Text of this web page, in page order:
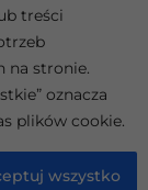
treści
na stronie.
oznacza
plików cookie.
wszystko